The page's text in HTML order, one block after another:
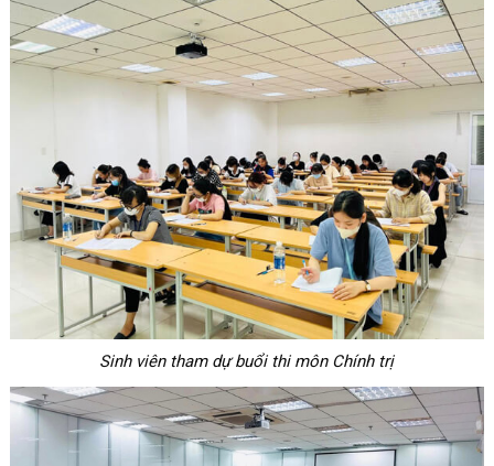
Sinh viên tham dự buổi thi môn Chính trị